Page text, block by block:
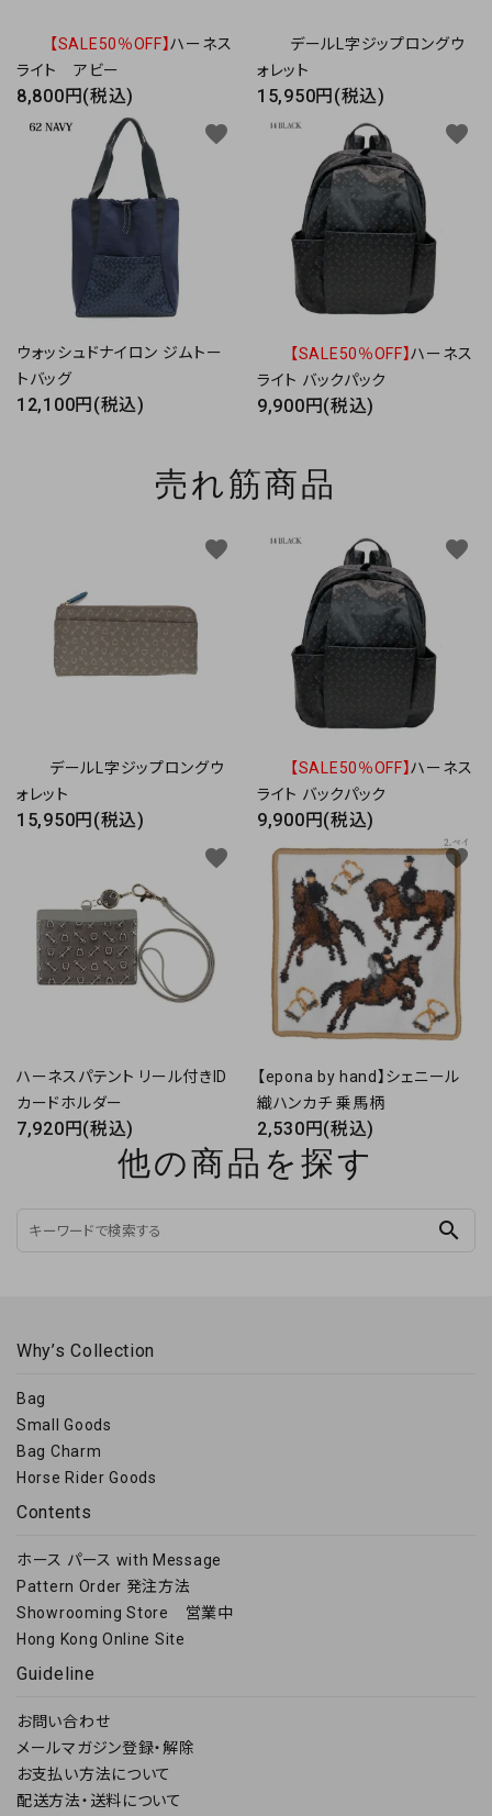
【SALE50％OFF】ハーネス
ライト アビー
8,800円(税込)
デールL字ジップロングウ
ォレット
15,950円(税込)
ウォッシュドナイロン ジムトー
トバッグ
12,100円(税込)
favorite
【SALE50％OFF】ハーネス
ライト バックパック
9,900円(税込)
favorite
売れ筋商品
デールL字ジップロングウ
ォレット
15,950円(税込)
favorite
【SALE50％OFF】ハーネス
ライト バックパック
9,900円(税込)
favorite
ハーネスパテント リール付きID
カードホルダー
7,920円(税込)
favorite
【epona by hand】シェニール
織ハンカチ 乗馬柄
2,530円(税込)
favorite
他の商品を探す
search
Why’s Collection
Bag
Small Goods
Bag Charm
Horse Rider Goods
Contents
ホース パース with Message
Pattern Order 発注方法
Showrooming Store 営業中
Hong Kong Online Site
Guideline
お問い合わせ
メールマガジン登録・解除
お支払い方法について
配送方法・送料について